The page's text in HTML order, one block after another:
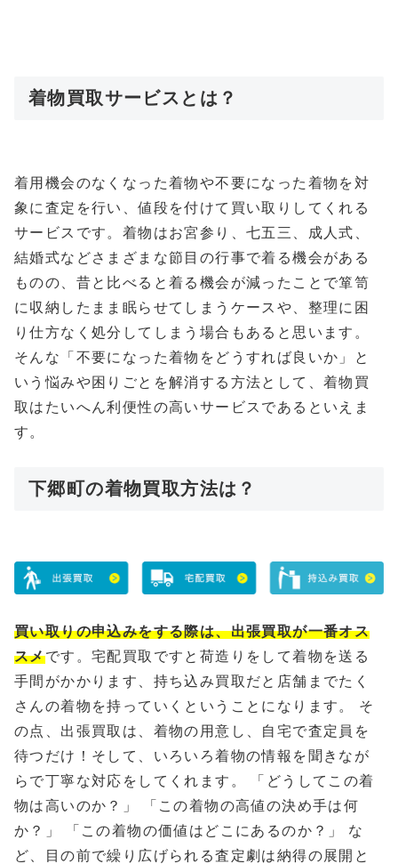
着物買取サービスとは？
着用機会のなくなった着物や不要になった着物を対
象に査定を行い、値段を付けて買い取りしてくれる
サービスです。着物はお宮参り、七五三、成人式、
結婚式などさまざまな節目の行事で着る機会がある
ものの、昔と比べると着る機会が減ったことで箪笥
に収納したまま眠らせてしまうケースや、整理に困
り仕方なく処分してしまう場合もあると思います。
そんな「不要になった着物をどうすれば良いか」と
いう悩みや困りごとを解消する方法として、着物買
取はたいへん利便性の高いサービスであるといえま
す。
下郷町の着物買取方法は？
買い取りの申込みをする際は、出張買取が一番オス
スメです。宅配買取ですと荷造りをして着物を送る
手間がかかります、持ち込み買取だと店舗までたく
さんの着物を持っていくということになります。 そ
の点、出張買取は、着物の用意し、自宅で査定員を
待つだけ！そして、いろいろ着物の情報を聞きなが
らで丁寧な対応をしてくれます。 「どうしてこの着
物は高いのか？」 「この着物の高値の決め手は何
か？」 「この着物の価値はどこにあるのか？」 な
ど、目の前で繰り広げられる査定劇は納得の展開と